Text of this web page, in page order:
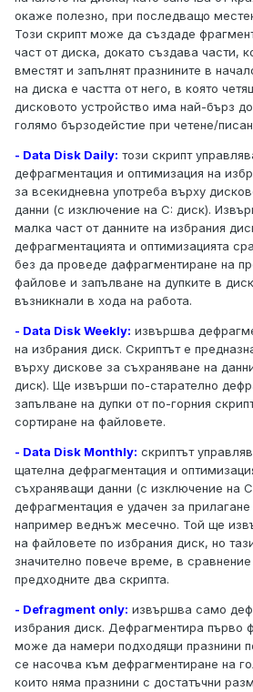
окаже полезно, при последващо
Този скрипт може да създаде
част от диска, докато създава части,
вместят и запълнят празнините в
на диска е частта от него, в която
дисковото устройство има най-бърз
голямо бързодейстие при четене/
- Data Disk Daily: този скрипт
дефрагментация и оптимизация на
за всекидневна употреба върху
данни (с изключение на C: диск).
малка част от данните на избрания
дефрагментацията и оптимизацията
без да проведе дафрагментиране на
файлове и запълване на дупките в
възникнали в хода на работа.
- Data Disk Weekly: извършва
на избрания диск. Скриптът е
върху дискове за съхраняване на
диск). Ще извърши по-старателно
запълване на дупки от по-горния
сортиране на файловете.
- Data Disk Monthly: скриптът
щателна дефрагментация и
съхраняващи данни (с изключение на
дефрагментация е удачен за
например веднъж месечно. Той ще
на файловете по избрания диск, но
значително повече време, в
предходните два скрипта.
- Defragment only: извършва само
избрания диск. Дефрагментира първо
може да намери подходящи празнини
се насочва към дефрагментиране на
които няма празнини с достатъчни